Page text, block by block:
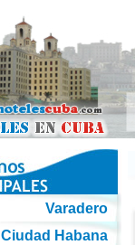
Varadero
Ciudad Habana